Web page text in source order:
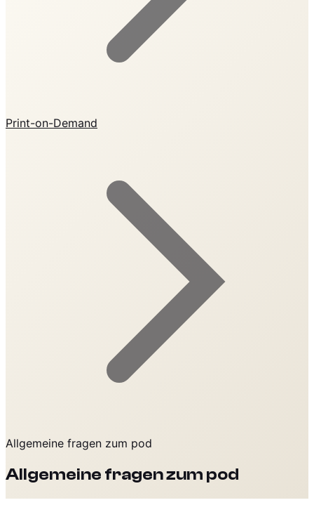
Print-on-Demand
Allgemeine fragen zum pod
Allgemeine fragen zum pod